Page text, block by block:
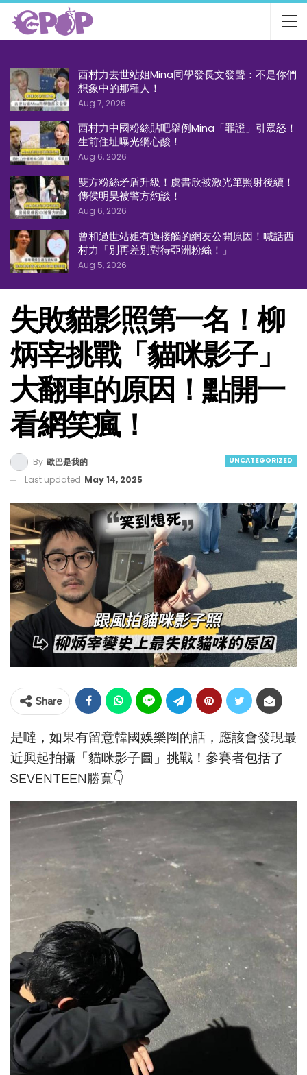
西村力去世站姐Mina同學發長文發聲：不是你們
想象中的那種人！
Aug 7, 2026
西村力中國粉絲貼吧舉例Mina「罪證」引眾怒！
生前住址曝光網心酸！
Aug 6, 2026
雙方粉絲矛盾升級！虞書欣被激光筆照射後續！
傳侯明昊被警方約談！
Aug 6, 2026
曾和過世站姐有過接觸的網友公開原因！喊話西
村力「別再差別對待亞洲粉絲！」
Aug 5, 2026
失敗貓影照第一名！柳
炳宰挑戰「貓咪影子」
大翻車的原因！點開一
看網笑瘋！
UNCATEGORIZED
By 歐巴是我的
Last updated May 14, 2025
Share
是噠，如果有留意韓國娛樂圈的話，應該會發現最
近興起拍攝「貓咪影子圖」挑戰！參賽者包括了
SEVENTEEN勝寬👇